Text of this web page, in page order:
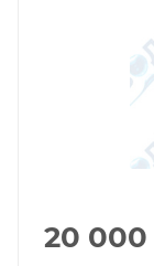
20 000